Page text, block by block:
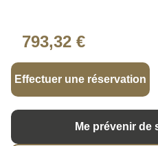
793,32 €
Effectuer une réservation
Me prévenir de